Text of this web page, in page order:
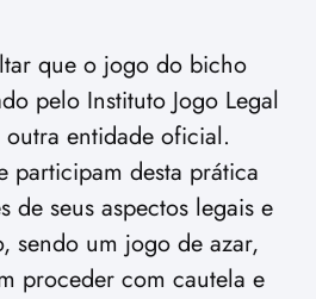
que o jogo do bicho
pelo Instituto Jogo Legal
entidade oficial.
participam desta prática
de seus aspectos legais e
sendo um jogo de azar,
proceder com cautela e